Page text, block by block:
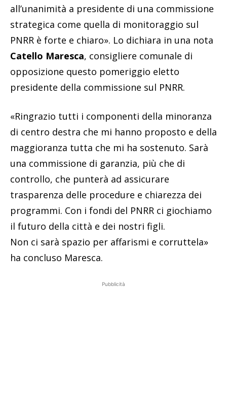
all’unanimità a presidente di una commissione
strategica come quella di monitoraggio sul
PNRR è forte e chiaro». Lo dichiara in una nota
Catello Maresca, consigliere comunale di
opposizione questo pomeriggio eletto
presidente della commissione sul PNRR.
«Ringrazio tutti i componenti della minoranza
di centro destra che mi hanno proposto e della
maggioranza tutta che mi ha sostenuto. Sarà
una commissione di garanzia, più che di
controllo, che punterà ad assicurare
trasparenza delle procedure e chiarezza dei
programmi. Con i fondi del PNRR ci giochiamo
il futuro della città e dei nostri figli.
Non ci sarà spazio per affarismi e corruttela»
ha concluso Maresca.
Pubblicità